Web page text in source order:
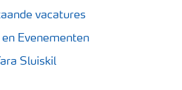
vacatures
en Evenementen
Sluiskil